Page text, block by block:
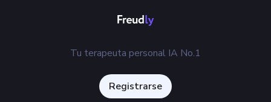
Tu terapeuta personal IA No.1
Registrarse